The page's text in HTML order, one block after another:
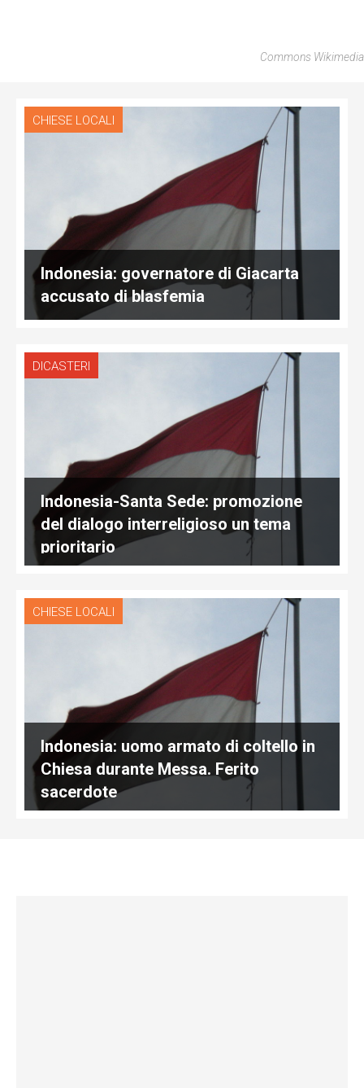
Commons Wikimedia
CHIESE LOCALI
Indonesia: governatore di Giacarta
accusato di blasfemia
DICASTERI
Indonesia-Santa Sede: promozione
del dialogo interreligioso un tema
prioritario
CHIESE LOCALI
Indonesia: uomo armato di coltello in
Chiesa durante Messa. Ferito
sacerdote